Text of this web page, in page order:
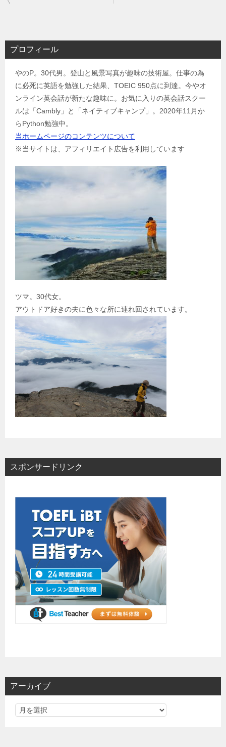
ビ
ゲ
プロフィール
やのP。30代男。登山と風景写真が趣味の技術屋。仕事の為
に必死に英語を勉強した結果、TOEIC 950点に到達。今やオ
ンライン英会話が新たな趣味に。お気に入りの英会話スクー
ルは「Cambly」と「ネイティブキャンプ」。2020年11月か
らPython勉強中。
当ホームページのコンテンツについて
※当サイトは、アフィリエイト広告を利用しています
ツマ。30代女。
アウトドア好きの夫に色々な所に連れ回されています。
スポンサードリンク
アーカイブ